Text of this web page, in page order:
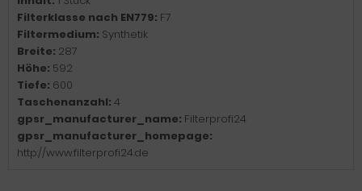
Filterklasse nach EN779: F7
Filtermedium: Synthetik
Breite: 287
Höhe: 592
Tiefe: 600
Taschenanzahl: 4
gpsr_manufacturer_name: Filterprofi24
gpsr_manufacturer_homepage:
http://www.filterprofi24.de